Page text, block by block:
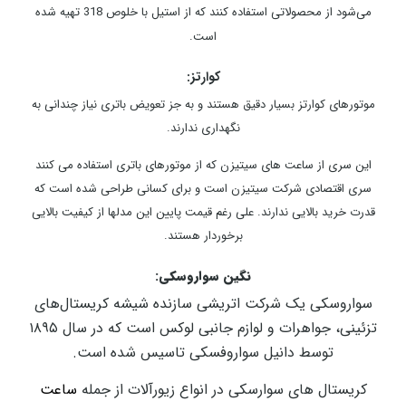
می‌شود از محصولاتی استفاده کنند که از استیل با خلوص 318 تهیه شده
است.
کوارتز:
موتورهای کوارتز بسیار دقیق هستند و به جز تعویض باتری نیاز چندانی به
نگهداری ندارند.
این سری از ساعت های سیتیزن که از موتورهای باتری استفاده می کنند
سری اقتصادی شرکت سیتیزن است و برای کسانی طراحی شده است که
قدرت خرید بالایی ندارند. علی رغم قیمت پایین این مدلها از کیفیت بالایی
برخوردار هستند.
نگین سواروسکی:
سواروسکی یک شرکت اتریشی سازنده شیشه کریستال‌های
تزئینی، جواهرات و لوازم جانبی لوکس است که در سال ۱۸۹۵
توسط دانیل سواروفسکی تاسیس شده است.
کریستال های سوارسکی در انواع زیورآلات از جمله ساعت